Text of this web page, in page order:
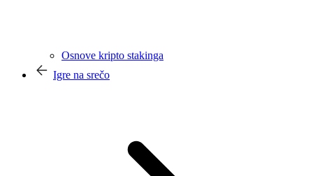
Osnove kripto stakinga
Igre na srečo